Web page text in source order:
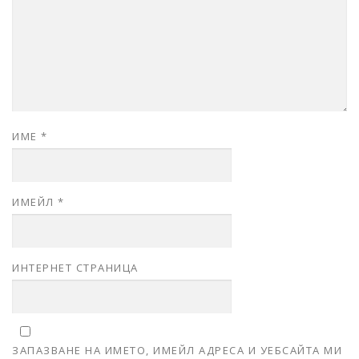
ИМЕ *
ИМЕЙЛ *
ИНТЕРНЕТ СТРАНИЦА
ЗАПАЗВАНЕ НА ИМЕТО, ИМЕЙЛ АДРЕСА И УЕБСАЙТА МИ